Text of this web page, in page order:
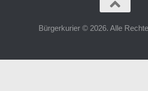
Bürgerkurier © 2026. Alle